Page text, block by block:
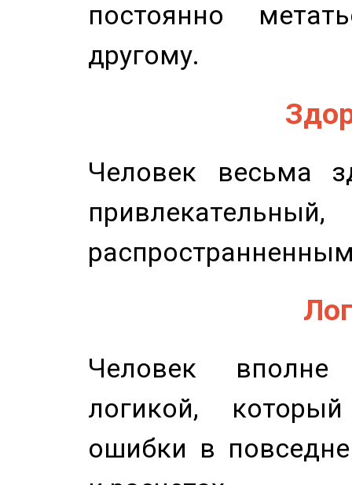
постоянно
другому.
Человек весьма
Человек
логикой,
ошибки в